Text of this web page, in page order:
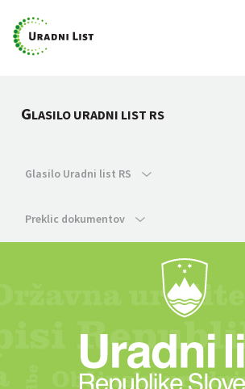
GLASILO URADNI LIST RS
Glasilo Uradni list RS
Preklic dokumentov